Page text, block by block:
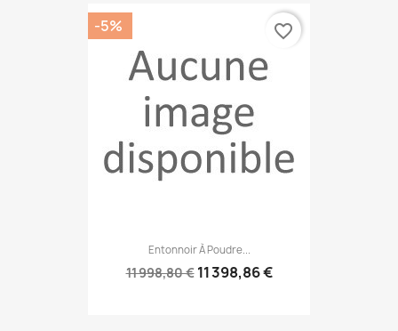
Entonnoir À Poudre...
11 998,80 € 11 398,86 €
-5% favorite_border